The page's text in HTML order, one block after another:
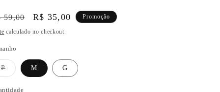
59,00
Preço
promocional
R$ 35,00 Promoção
calculado no checkout.
PVariante
esgotada
indisponível
M G